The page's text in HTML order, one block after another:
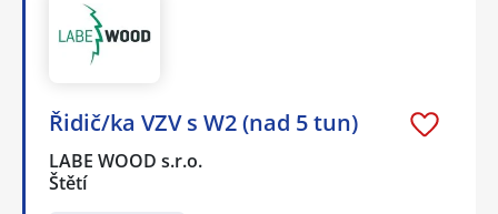
Řidič/ka VZV s W2 (nad 5 tun)
LABE WOOD s.r.o.
Štětí